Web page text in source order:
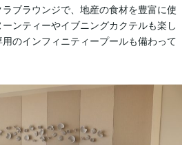
ブラウンジで、地産の食材を豊富に使
ンティーやイブニングカクテルも楽し
のインフィニティープールも備わって